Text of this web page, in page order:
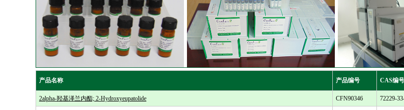
产品名称 产品编号 CAS编号
2alpha-羟基泽兰内酯; 2-Hydroxyeupatolide CFN90346 72229-